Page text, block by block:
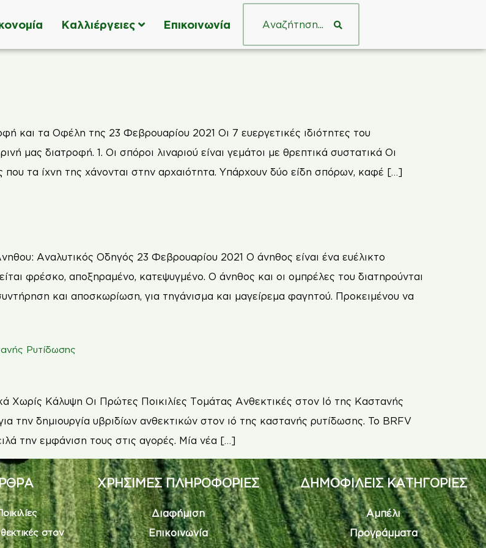
Καλλιέργειες Επικοινωνία
και τα Οφέλη της 23 Φεβρουαρίου 2021 Οι 7 ευεργετικές ιδιότητες του
μας διατροφή. 1. Οι σπόροι λιναριού είναι γεμάτοι με θρεπτικά συστατικά Οι
που τα ίχνη της χάνονται στην αρχαιότητα. Υπάρχουν δύο είδη σπόρων, καφέ […]
Αναλυτικός Οδηγός 23 Φεβρουαρίου 2021 Ο άνηθος είναι ένα ευέλικτο
φρέσκο, αποξηραμένο, κατεψυγμένο. Ο άνηθος και οι ομπρέλες του διατηρούνται
και αποσκωρίωση, για τηγάνισμα και μαγείρεμα φαγητού. Προκειμένου να
Ρυτίδωσης
Χωρίς Κάλυψη Οι Πρώτες Ποικιλίες Τομάτας Ανθεκτικές στον Ιό της Καστανής
την δημιουργία υβριδίων ανθεκτικών στον ιό της καστανής ρυτίδωσης. To BRFV
την εμφάνιση τους στις αγορές. Μία νέα […]
στον
ΧΡΗΣΙΜΕΣ ΠΛΗΡΟΦΟΡΙΕΣ
Διαφήμιση
Επικοινωνία
ΔΗΜΟΦΙΛΕΙΣ ΚΑΤΗΓΟΡΙΕΣ
Αμπέλι
Προγράμματα